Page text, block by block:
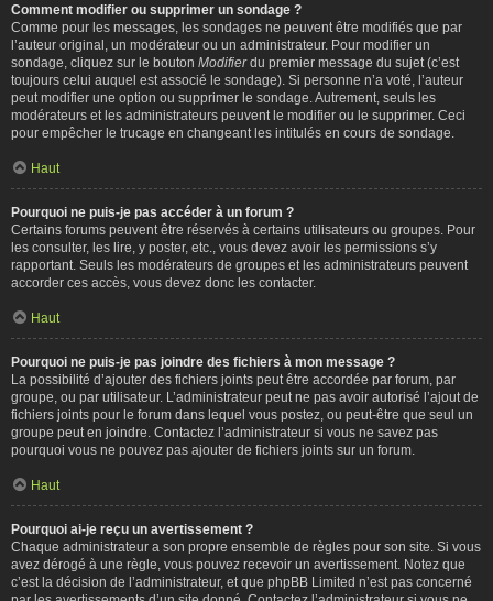
Comment modifier ou supprimer un sondage ?
Comme pour les messages, les sondages ne peuvent être modifiés que par
l’auteur original, un modérateur ou un administrateur. Pour modifier un
sondage, cliquez sur le bouton Modifierdu premier message du sujet (c’est
toujours celui auquel est associé le sondage). Si personne n’a voté, l’auteur
peut modifier une option ou supprimer le sondage. Autrement, seuls les
modérateurs et les administrateurs peuvent le modifier ou le supprimer. Ceci
pour empêcher le trucage en changeant les intitulés en cours de sondage.
Haut
Pourquoi ne puis-je pas accéder à un forum ?
Certains forums peuvent être réservés à certains utilisateurs ou groupes. Pour
les consulter, les lire, y poster, etc., vous devez avoir les permissions s’y
rapportant. Seuls les modérateurs de groupes et les administrateurs peuvent
accorder ces accès, vous devez donc les contacter.
Haut
Pourquoi ne puis-je pas joindre des fichiers à mon message ?
La possibilité d’ajouter des fichiers joints peut être accordée par forum, par
groupe, ou par utilisateur. L’administrateur peut ne pas avoir autorisé l’ajout de
fichiers joints pour le forum dans lequel vous postez, ou peut-être que seul un
groupe peut en joindre. Contactez l’administrateur si vous ne savez pas
pourquoi vous ne pouvez pas ajouter de fichiers joints sur un forum.
Haut
Pourquoi ai-je reçu un avertissement ?
Chaque administrateur a son propre ensemble de règles pour son site. Si vous
avez dérogé à une règle, vous pouvez recevoir un avertissement. Notez que
c’est la décision de l’administrateur, et que phpBB Limited n’est pas concerné